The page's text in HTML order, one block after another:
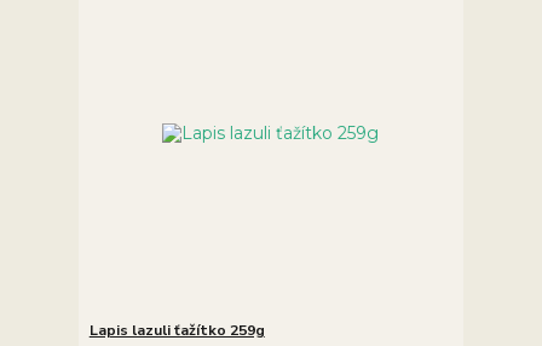
Lapis lazuli ťažítko 259g